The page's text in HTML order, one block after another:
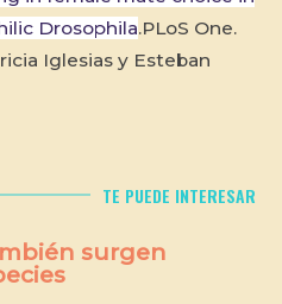
Drosophila.PLoS One.
Iglesias y Esteban
TE PUEDE INTERESAR
surgen